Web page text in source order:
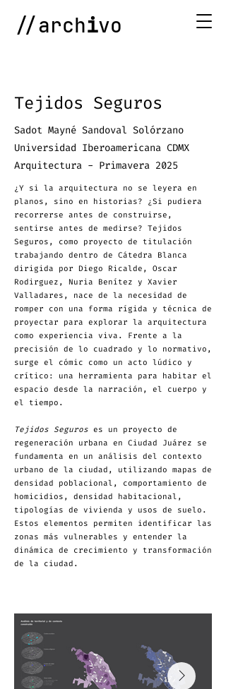
//archivo
Tejidos Seguros
Sadot Mayné Sandoval Solórzano
Universidad Iberoamericana CDMX
Arquitectura - Primavera 2025
¿Y si la arquitectura no se leyera en
planos, sino en historias? ¿Si pudiera
recorrerse antes de construirse,
sentirse antes de medirse? Tejidos
Seguros, como proyecto de titulación
trabajando dentro de Cátedra Blanca
dirigida por Diego Ricalde, Oscar
Rodirguez, Nuria Benítez y Xavier
Valladares, nace de la necesidad de
romper con una forma rígida y técnica de
proyectar para explorar la arquitectura
como experiencia viva. Frente a la
precisión de lo cuadrado y lo normativo,
surge el cómic como un acto lúdico y
crítico: una herramienta para habitar el
espacio desde la narración, el cuerpo y
el tiempo.
Tejidos Seguros es un proyecto de
regeneración urbana en Ciudad Juárez se
fundamenta en un análisis del contexto
urbano de la ciudad, utilizando mapas de
densidad poblacional, comportamiento de
homicidios, densidad habitacional,
tipologías de vivienda y usos de suelo.
Estos elementos permiten identificar las
zonas más vulnerables y entender la
dinámica de crecimiento y transformación
de la ciudad.